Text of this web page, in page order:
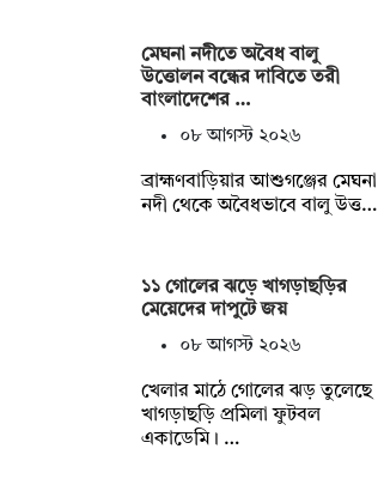
মেঘনা নদীতে অবৈধ বালু
উত্তোলন বন্ধের দাবিতে তরী
বাংলাদেশের …
০৮ আগস্ট ২০২৬
ব্রাহ্মণবাড়িয়ার আশুগঞ্জের মেঘনা
নদী থেকে অবৈধভাবে বালু উত্ত…
১১ গোলের ঝড়ে খাগড়াছড়ির
মেয়েদের দাপুটে জয়
০৮ আগস্ট ২০২৬
খেলার মাঠে গোলের ঝড় তুলেছে
খাগড়াছড়ি প্রমিলা ফুটবল
একাডেমি। …